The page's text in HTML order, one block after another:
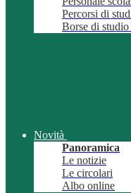
Percorsi di
Borse di
Novità
Panoramica
Le notizie
Le circolari
Albo online